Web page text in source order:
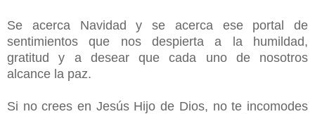
Se acerca Navidad y se acerca ese portal de
sentimientos que nos despierta a la humildad,
gratitud y a desear que cada uno de nosotros
alcance la paz.
Si no crees en Jesús Hijo de Dios, no te incomodes